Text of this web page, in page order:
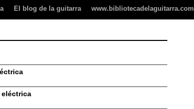
El blog de la guitarra www.bibliotecadelaguitarra.com